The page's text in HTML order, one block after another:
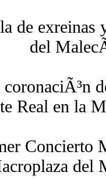
de exreinas
del
Real en la
Concierto
del